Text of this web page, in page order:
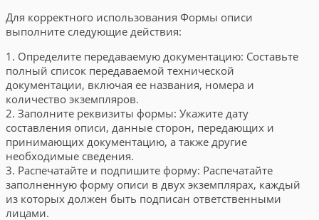
Для корректного использования Формы описи
выполните следующие действия:
1. Определите передаваемую документацию: Составьте
полный список передаваемой технической
документации, включая ее названия, номера и
количество экземпляров.
2. Заполните реквизиты формы: Укажите дату
составления описи, данные сторон, передающих и
принимающих документацию, а также другие
необходимые сведения.
3. Распечатайте и подпишите форму: Распечатайте
заполненную форму описи в двух экземплярах, каждый
из которых должен быть подписан ответственными
лицами.